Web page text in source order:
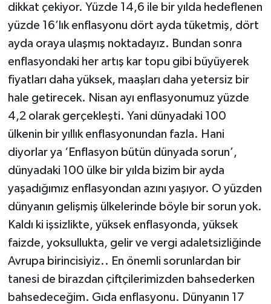
dikkat çekiyor. Yüzde 14,6 ile bir yılda hedeflenen
yüzde 16’lık enflasyonu dört ayda tüketmiş, dört
ayda oraya ulaşmış noktadayız. Bundan sonra
enflasyondaki her artış kar topu gibi büyüyerek
fiyatları daha yüksek, maaşları daha yetersiz bir
hale getirecek. Nisan ayı enflasyonumuz yüzde
4,2 olarak gerçekleşti. Yani dünyadaki 100
ülkenin bir yıllık enflasyonundan fazla. Hani
diyorlar ya ‘Enflasyon bütün dünyada sorun’,
dünyadaki 100 ülke bir yılda bizim bir ayda
yaşadığımız enflasyondan azını yaşıyor. O yüzden
dünyanın gelişmiş ülkelerinde böyle bir sorun yok.
Kaldı ki işsizlikte, yüksek enflasyonda, yüksek
faizde, yoksullukta, gelir ve vergi adaletsizliğinde
Avrupa birincisiyiz.. En önemli sorunlardan bir
tanesi de birazdan çiftçilerimizden bahsederken
bahsedeceğim. Gıda enflasyonu. Dünyanın 17